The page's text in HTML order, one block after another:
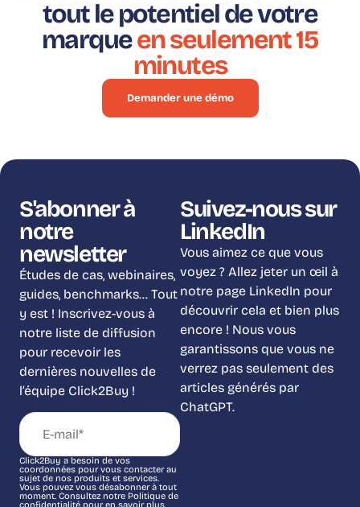
tout le potentiel de votre
marqueen seulement 15
minutes
Demander une démo
S'abonner à
notre
newsletter
Études de cas, webinaires,
guides, benchmarks… Tout
y est ! Inscrivez-vous à
notre liste de diffusion
pour recevoir les
dernières nouvelles de
l’équipe Click2Buy !
Click2Buy a besoin de vos
coordonnées pour vous contacter au
sujet de nos produits et services.
Vous pouvez vous désabonner à tout
moment. Consultez notre Politique de
Suivez-nous sur
LinkedIn
Vous aimez ce que vous
voyez ? Allez jeter un œil à
notre page LinkedIn pour
découvrir cela et bien plus
encore ! Nous vous
garantissons que vous ne
verrez pas seulement des
articles générés par
ChatGPT.